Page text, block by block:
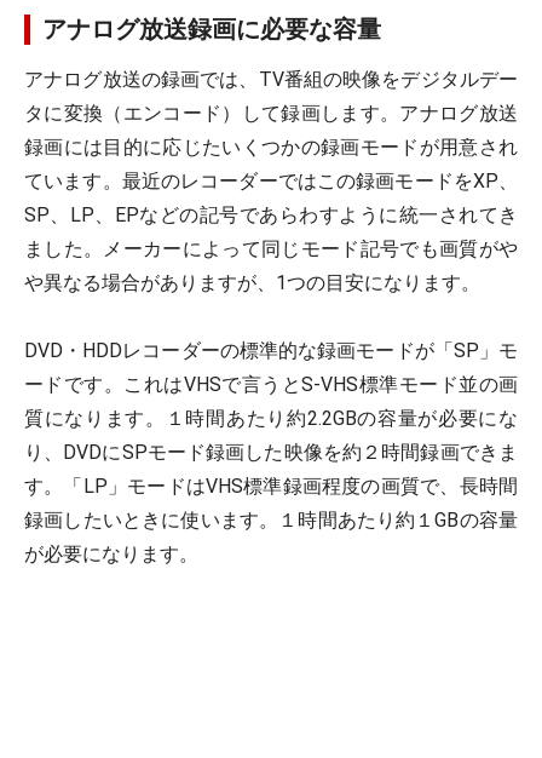
アナログ放送録画に必要な容量
アナログ放送の録画では、TV番組の映像をデジタルデー
タに変換（エンコード）して録画します。アナログ放送
録画には目的に応じたいくつかの録画モードが用意され
ています。最近のレコーダーではこの録画モードをXP、
SP、LP、EPなどの記号であらわすように統一されてき
ました。メーカーによって同じモード記号でも画質がや
や異なる場合がありますが、1つの目安になります。
DVD・HDDレコーダーの標準的な録画モードが「SP」モ
ードです。これはVHSで言うとS-VHS標準モード並の画
質になります。１時間あたり約2.2GBの容量が必要にな
り、DVDにSPモード録画した映像を約２時間録画できま
す。「LP」モードはVHS標準録画程度の画質で、長時間
録画したいときに使います。１時間あたり約１GBの容量
が必要になります。